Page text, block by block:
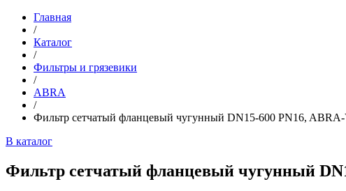
Главная
/
Каталог
/
Фильтры и грязевики
/
ABRA
/
Фильтр сетчатый фланцевый чугунный DN15-600 PN16,
В каталог
Фильтр сетчатый фланцевый чугунный